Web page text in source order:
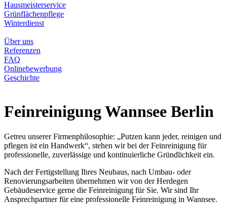
Hausmeisterservice
Grünflächenpflege
Winterdienst
Über uns
Referenzen
FAQ
Onlinebewerbung
Geschichte
Feinreinigung Wannsee Berlin
Getreu unserer Firmenphilosophie: „Putzen kann jeder, reinigen und
pflegen ist ein Handwerk“, stehen wir bei der Feinreinigung für
professionelle, zuverlässige und kontinuierliche Gründlichkeit ein.
Nach der Fertigstellung Ihres Neubaus, nach Umbau- oder
Renovierungsarbeiten übernehmen wir von der Herdegen
Gebäudeservice gerne die Feinreinigung für Sie. Wir sind Ihr
Ansprechpartner für eine professionelle Feinreinigung in Wannsee.